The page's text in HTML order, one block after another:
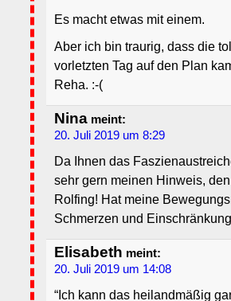
Es macht etwas mit einem.
Aber ich bin traurig, dass die
vorletzten Tag auf den Plan
Reha. :-(
Nina meint:
20. Juli 2019 um 8:29
Da Ihnen das
sehr gern meinen Hinweis,
Rolfing! Hat meine
Schmerzen und
Elisabeth meint:
20. Juli 2019 um 14:08
“Ich kann das heilandmäßig